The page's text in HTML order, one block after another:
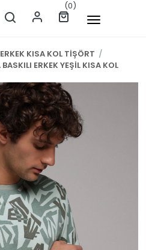
(0)
ERKEK KISA KOL TİŞÖRT /
ERKEK YEŞİL KISA KOL